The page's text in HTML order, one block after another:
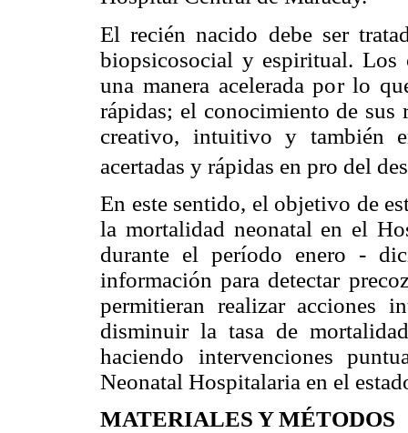
El recién nacido debe ser
biopsicosocial y espiritual.
una manera acelerada por lo
rápidas; el conocimiento de
creativo, intuitivo y también
acertadas y rápidas en pro del
En este sentido, el objetivo de
la mortalidad neonatal en el
durante el período enero -
información para detectar
permitieran realizar acciones
disminuir la tasa de
haciendo intervenciones
Neonatal Hospitalaria en el
MATERIALES Y MÉTODOS